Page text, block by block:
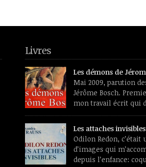
Livres
Les démons de
Mai 2009, parution
Jérôme Bosch.
mon travail écrit qui
livre, un vrai, qu’on
librairies et les sites de vente de
lecteurs inconnus de moi. Premier
travail, un livre de reproductions
une chaise longue, l’été.
[…]
Les attaches invisibles
Odilon Redon, c’était
d’images qui
depuis l’enfance: